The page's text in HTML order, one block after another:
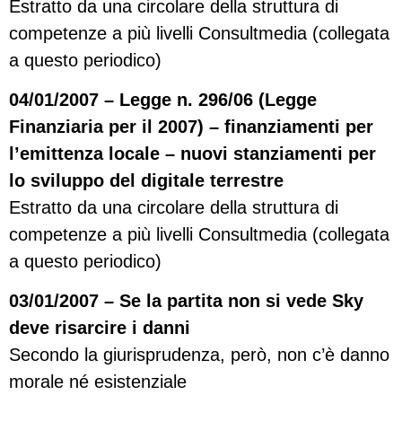
Estratto da una circolare della struttura di
competenze a più livelli Consultmedia (collegata
a questo periodico)
04/01/2007 – Legge n. 296/06 (Legge
Finanziaria per il 2007) – finanziamenti per
l’emittenza locale – nuovi stanziamenti per
lo sviluppo del digitale terrestre
Estratto da una circolare della struttura di
competenze a più livelli Consultmedia (collegata
a questo periodico)
03/01/2007 – Se la partita non si vede Sky
deve risarcire i danni
Secondo la giurisprudenza, però, non c’è danno
morale né esistenziale